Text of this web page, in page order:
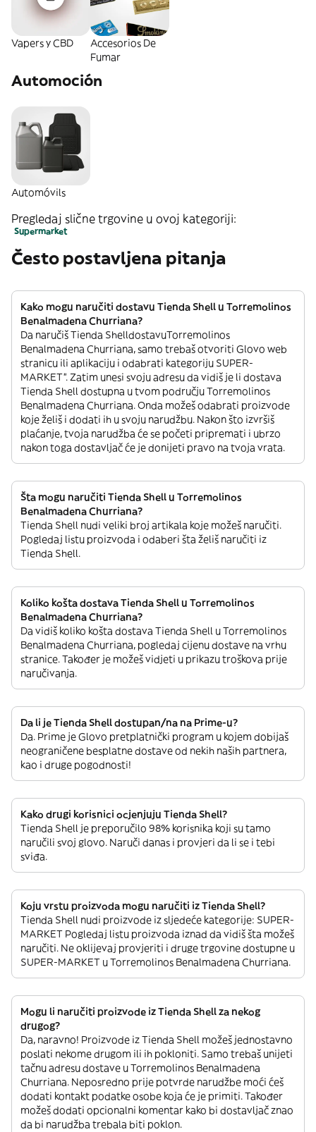
Vapers y CBD
Accesorios De
Fumar
Automoción
Automóvils
Pregledaj slične trgovine u ovoj kategoriji:
Supermarket
Često postavljena pitanja
Kako mogu naručiti dostavu Tienda Shell u Torremolinos
Benalmadena Churriana?
Da naručiš Tienda ShelldostavuTorremolinos
Benalmadena Churriana, samo trebaš otvoriti Glovo web
stranicu ili aplikaciju i odabrati kategoriju SUPER-
MARKET”. Zatim unesi svoju adresu da vidiš je li dostava
Tienda Shell dostupna u tvom području Torremolinos
Benalmadena Churriana. Onda možeš odabrati proizvode
koje želiš i dodati ih u svoju narudžbu. Nakon što izvršiš
plaćanje, tvoja narudžba će se početi pripremati i ubrzo
nakon toga dostavljač će je donijeti pravo na tvoja vrata.
Šta mogu naručiti Tienda Shell u Torremolinos
Benalmadena Churriana?
Tienda Shell nudi veliki broj artikala koje možeš naručiti.
Pogledaj listu proizvoda i odaberi šta želiš naručiti iz
Tienda Shell.
Koliko košta dostava Tienda Shell u Torremolinos
Benalmadena Churriana?
Da vidiš koliko košta dostava Tienda Shell u Torremolinos
Benalmadena Churriana, pogledaj cijenu dostave na vrhu
stranice. Također je možeš vidjeti u prikazu troškova prije
naručivanja.
Da li je Tienda Shell dostupan/na na Prime-u?
Da. Prime je Glovo pretplatnički program u kojem dobijaš
neograničene besplatne dostave od nekih naših partnera,
kao i druge pogodnosti!
Kako drugi korisnici ocjenjuju Tienda Shell?
Tienda Shell je preporučilo 98% korisnika koji su tamo
naručili svoj glovo. Naruči danas i provjeri da li se i tebi
sviđa.
Koju vrstu proizvoda mogu naručiti iz Tienda Shell?
Tienda Shell nudi proizvode iz sljedeće kategorije: SUPER-
MARKET Pogledaj listu proizvoda iznad da vidiš šta možeš
naručiti. Ne oklijevaj provjeriti i druge trgovine dostupne u
SUPER-MARKET u Torremolinos Benalmadena Churriana.
Mogu li naručiti proizvode iz Tienda Shell za nekog
drugog?
Da, naravno! Proizvode iz Tienda Shell možeš jednostavno
poslati nekome drugom ili ih pokloniti. Samo trebaš unijeti
tačnu adresu dostave u Torremolinos Benalmadena
Churriana. Neposredno prije potvrde narudžbe moći ćeš
dodati kontakt podatke osobe koja će je primiti. Također
možeš dodati opcionalni komentar kako bi dostavljač znao
da bi narudžba trebala biti poklon.